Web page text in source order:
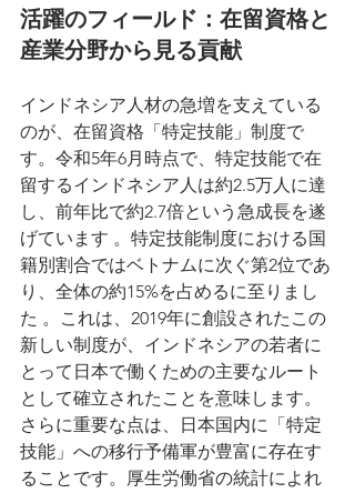
活躍のフィールド：在留資格と
産業分野から見る貢献
インドネシア人材の急増を支えている
のが、在留資格「特定技能」制度で
す。令和5年6月時点で、特定技能で在
留するインドネシア人は約2.5万人に達
し、前年比で約2.7倍という急成長を遂
げています 。特定技能制度における国
籍別割合ではベトナムに次ぐ第2位であ
り、全体の約15%を占めるに至りまし
た 。これは、2019年に創設されたこの
新しい制度が、インドネシアの若者に
とって日本で働くための主要なルート
として確立されたことを意味します。
さらに重要な点は、日本国内に「特定
技能」への移行予備軍が豊富に存在す
ることです。厚生労働省の統計によれ